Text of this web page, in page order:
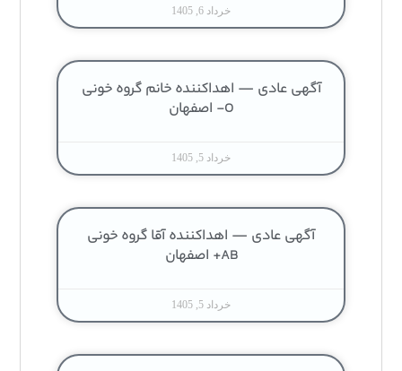
خرداد 6, 1405
آگهی عادی — اهداکننده خانم گروه خونی
O- اصفهان
خرداد 5, 1405
آگهی عادی — اهداکننده آقا گروه خونی
AB+ اصفهان
خرداد 5, 1405